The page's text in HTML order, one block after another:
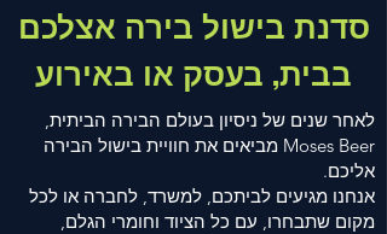
סדנת בישול בירה אצלכם
בבית, בעסק או באירוע
לאחר שנים של ניסיון בעולם הבירה הביתית,
Moses Beer מביאים את חוויית בישול הבירה
אליכם.
אנחנו מגיעים לביתכם, למשרד, לחברה או לכל
מקום שתבחרו, עם כל הציוד וחומרי הגלם,